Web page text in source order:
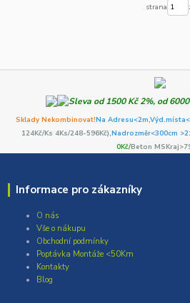
strana
Sklady Nekombinovat!Na Adresu<2m,
124Kč/Ks 4Ks/248-596Kč),Nadrozměr<300cm
0Kč/Beton
Informace pro zákazníky
O nás
Vše o nákupu
Obchodní podmínky
Poptávka Montáže <50Km
Kontakty
Blog